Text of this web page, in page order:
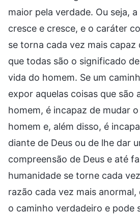
maior pela verdade. Ou seja,
cresce e cresce, e o caráter
se torna cada vez mais
que todas são o significado
vida do homem. Se um
expor aquelas coisas que são
homem, é incapaz de mudar
homem e, além disso, é
diante de Deus ou de lhe dar
compreensão de Deus e até
humanidade se torne cada
razão cada vez mais anormal,
o caminho verdadeiro e pode